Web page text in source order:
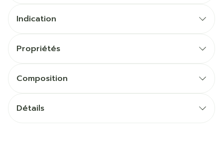
Indication
Propriétés
Composition
Détails